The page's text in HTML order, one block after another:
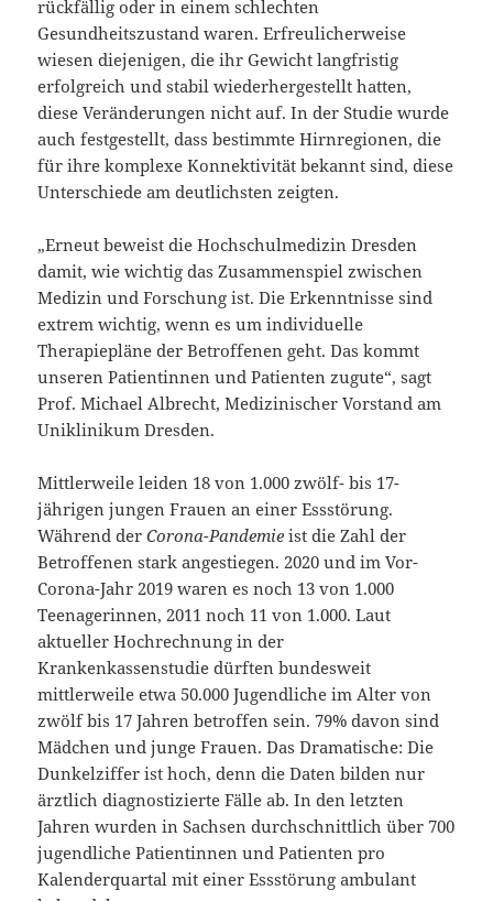
rückfällig oder in einem schlechten
Gesundheitszustand waren. Erfreulicherweise
wiesen diejenigen, die ihr Gewicht langfristig
erfolgreich und stabil wiederhergestellt hatten,
diese Veränderungen nicht auf. In der Studie wurde
auch festgestellt, dass bestimmte Hirnregionen, die
für ihre komplexe Konnektivität bekannt sind, diese
Unterschiede am deutlichsten zeigten.
„Erneut beweist die Hochschulmedizin Dresden
damit, wie wichtig das Zusammenspiel zwischen
Medizin und Forschung ist. Die Erkenntnisse sind
extrem wichtig, wenn es um individuelle
Therapiepläne der Betroffenen geht. Das kommt
unseren Patientinnen und Patienten zugute“, sagt
Prof. Michael Albrecht, Medizinischer Vorstand am
Uniklinikum Dresden.
Mittlerweile leiden 18 von 1.000 zwölf- bis 17-
jährigen jungen Frauen an einer Essstörung.
Während derCorona-Pandemie ist die Zahl der
Betroffenen stark angestiegen. 2020 und im Vor-
Corona-Jahr 2019 waren es noch 13 von 1.000
Teenagerinnen, 2011 noch 11 von 1.000. Laut
aktueller Hochrechnung in der
Krankenkassenstudie dürften bundesweit
mittlerweile etwa 50.000 Jugendliche im Alter von
zwölf bis 17 Jahren betroffen sein. 79% davon sind
Mädchen und junge Frauen. Das Dramatische: Die
Dunkelziffer ist hoch, denn die Daten bilden nur
ärztlich diagnostizierte Fälle ab. In den letzten
Jahren wurden in Sachsen durchschnittlich über 700
jugendliche Patientinnen und Patienten pro
Kalenderquartal mit einer Essstörung ambulant